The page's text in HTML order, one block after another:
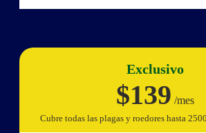
Exclusivo
$139 /mes
Cubre todas las plagas y roedores hasta